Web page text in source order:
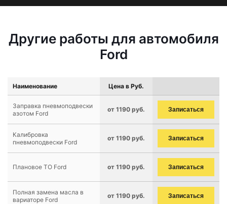
Другие работы для автомобиля
Ford
Наименование Цена в Руб.
Заправка пневмоподвески
азотом Ford
от 1190 руб. Записаться
Калибровка
пневмоподвески Ford
от 1190 руб. Записаться
Плановое ТО Ford от 1190 руб. Записаться
Полная замена масла в
вариаторе Ford
от 1190 руб. Записаться